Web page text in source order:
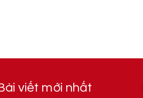
viết mới nhất